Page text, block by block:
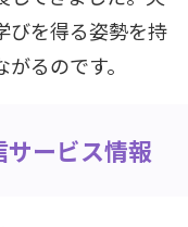
びを得る姿勢を持
るのです。
ービス情報